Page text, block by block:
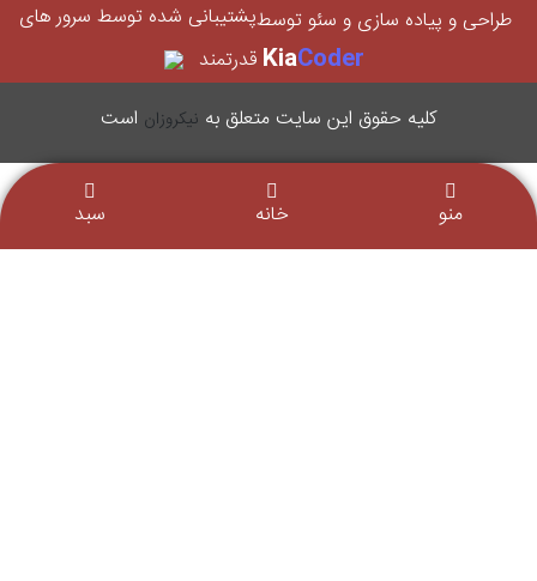
طراحی و پیاده سازی و سئو توسط
KiaCoder
پشتیبانی شده توسط سرور های
قدرتمند
کليه حقوق اين سایت متعلق به نیکروزان است
منو خانه سبد